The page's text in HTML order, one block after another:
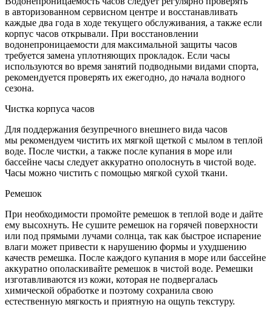
в авторизованном сервисном центре и восстанавливать
каждые два года в ходе текущего обслуживания, а также если
корпус часов открывали. При восстановлении
водонепроницаемости для максимальной защиты часов
требуется замена уплотняющих прокладок. Если часы
используются во время занятий подводными видами спорта,
рекомендуется проверять их ежегодно, до начала водного
сезона.
Чистка корпуса часов
Для поддержания безупречного внешнего вида часов
мы рекомендуем чистить их мягкой щеткой с мылом в теплой
воде. После чистки, а также после купания в море или
бассейне часы следует аккуратно ополоснуть в чистой воде.
Часы можно чистить с помощью мягкой сухой ткани.
Ремешок
При необходимости промойте ремешок в теплой воде и дайте
ему высохнуть. Не сушите ремешок на горячей поверхности
или под прямыми лучами солнца, так как быстрое испарение
влаги может привести к нарушению формы и ухудшению
качеств ремешка. После каждого купания в море или бассейне
аккуратно ополаскивайте ремешок в чистой воде. Ремешки
изготавливаются из кожи, которая не подвергалась
химической обработке и поэтому сохранила свою
естественную мягкость и приятную на ощупь текстуру.